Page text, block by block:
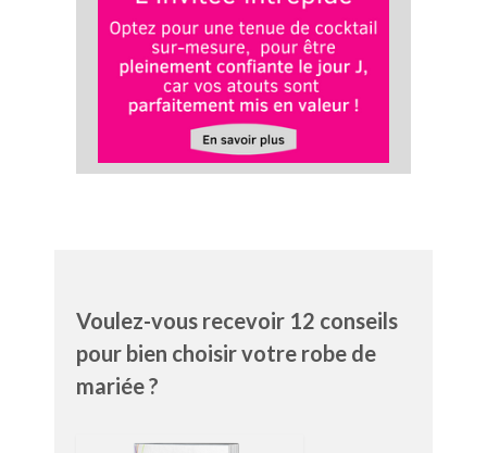
Voulez-vous recevoir 12 conseils
pour bien choisir votre robe de
mariée ?